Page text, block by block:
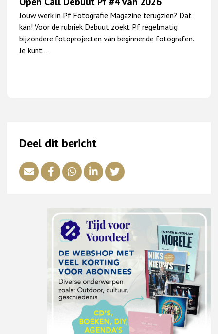
Jouw werk in Pf Fotografie Magazine terugzien? Dat
kan! Voor de rubriek Debuut zoekt Pf regelmatig
bijzondere fotoprojecten van beginnende fotografen.
Je kunt…
Deel dit bericht